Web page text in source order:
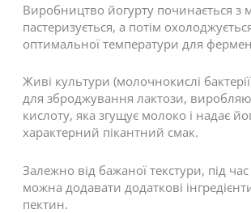
Виробництво йогурту починається з
пастеризується, а потім
оптимальної температури для
Живі культури (молочнокислі
для зброджування лактози,
кислоту, яка згущує молоко і надає
характерний пікантний смак.
Залежно від бажаної текстури, під
можна додавати додаткові
пектин.